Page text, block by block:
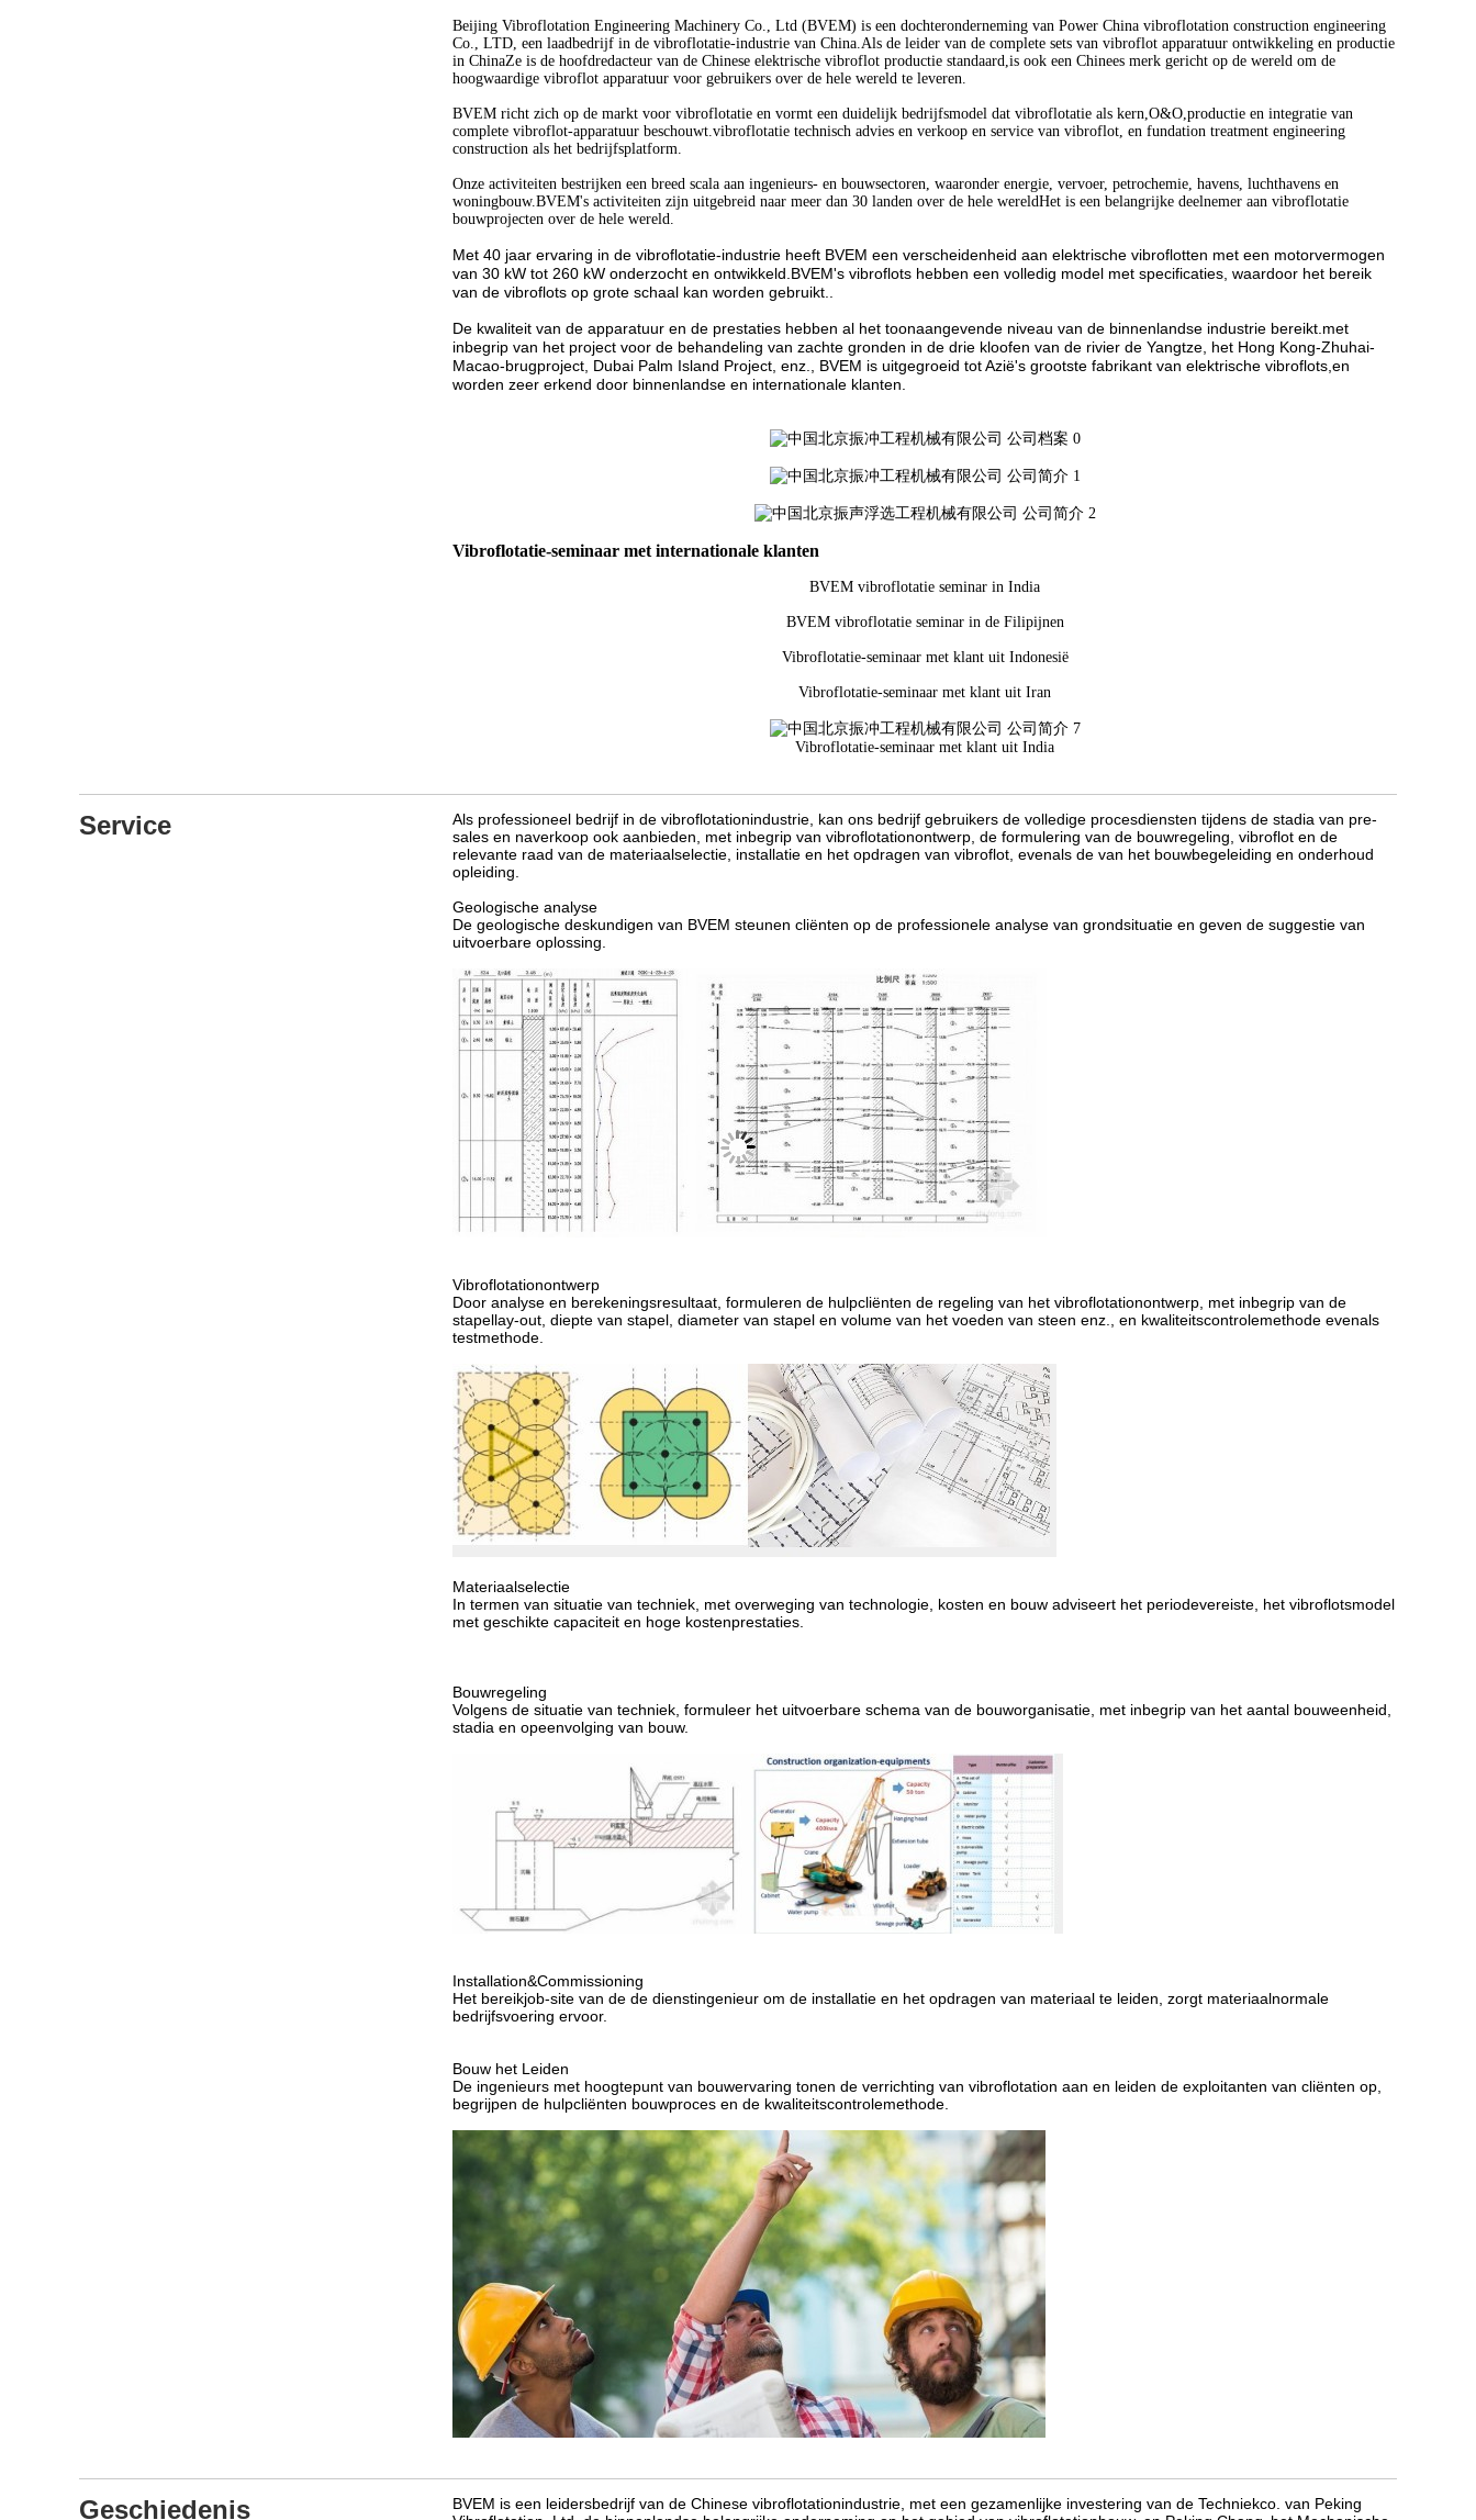
Beijing Vibroflotation Engineering Machinery Co., Ltd (BVEM) is een dochteronderneming van Power China vibroflotation construction engineering
Co., LTD, een laadbedrijf in de vibroflotatie-industrie van China.Als de leider van de complete sets van vibroflot apparatuur ontwikkeling en productie
in ChinaZe is de hoofdredacteur van de Chinese elektrische vibroflot productie standaard,is ook een Chinees merk gericht op de wereld om de
hoogwaardige vibroflot apparatuur voor gebruikers over de hele wereld te leveren.
BVEM richt zich op de markt voor vibroflotatie en vormt een duidelijk bedrijfsmodel dat vibroflotatie als kern,O&O,productie en integratie van
complete vibroflot-apparatuur beschouwt.vibroflotatie technisch advies en verkoop en service van vibroflot, en fundation treatment engineering
construction als het bedrijfsplatform.
Onze activiteiten bestrijken een breed scala aan ingenieurs- en bouwsectoren, waaronder energie, vervoer, petrochemie, havens, luchthavens en
woningbouw.BVEM's activiteiten zijn uitgebreid naar meer dan 30 landen over de hele wereldHet is een belangrijke deelnemer aan vibroflotatie
bouwprojecten over de hele wereld.
Met 40 jaar ervaring in de vibroflotatie-industrie heeft BVEM een verscheidenheid aan elektrische vibroflotten met een motorvermogen
van 30 kW tot 260 kW onderzocht en ontwikkeld.BVEM's vibroflots hebben een volledig model met specificaties, waardoor het bereik
van de vibroflots op grote schaal kan worden gebruikt..
De kwaliteit van de apparatuur en de prestaties hebben al het toonaangevende niveau van de binnenlandse industrie bereikt.met
inbegrip van het project voor de behandeling van zachte gronden in de drie kloofen van de rivier de Yangtze, het Hong Kong-Zhuhai-
Macao-brugproject, Dubai Palm Island Project, enz., BVEM is uitgegroeid tot Azië's grootste fabrikant van elektrische vibroflots,en
worden zeer erkend door binnenlandse en internationale klanten.
Vibroflotatie-seminaar met internationale klanten
BVEM vibroflotatie seminar in India
BVEM vibroflotatie seminar in de Filipijnen
Vibroflotatie-seminaar met klant uit Indonesië
Vibroflotatie-seminaar met klant uit Iran
Vibroflotatie-seminaar met klant uit India
Service
Als professioneel bedrijf in de vibroflotationindustrie, kan ons bedrijf gebruikers de volledige procesdiensten tijdens de stadia van pre-
sales en naverkoop ook aanbieden, met inbegrip van vibroflotationontwerp, de formulering van de bouwregeling, vibroflot en de
relevante raad van de materiaalselectie, installatie en het opdragen van vibroflot, evenals de van het bouwbegeleiding en onderhoud
opleiding.
Geologische analyse
De geologische deskundigen van BVEM steunen cliënten op de professionele analyse van grondsituatie en geven de suggestie van
uitvoerbare oplossing
Vibroflotationontwerp
Door analyse en berekeningsresultaat, formuleren de hulpcliënten de regeling van het vibroflotationontwerp, met inbegrip van de
stapellay-out, diepte van stapel, diameter van stapel en volume van het voeden van steen enz., en kwaliteitscontrolemethode evenals
testmethode.
Materiaalselectie
In termen van situatie van techniek, met overweging van technologie, kosten en bouw adviseert het periodevereiste, het vibroflotsmodel
met geschikte capaciteit en hoge kostenprestaties.
Bouwregeling
Volgens de situatie van techniek, formuleer het uitvoerbare schema van de bouworganisatie, met inbegrip van het aantal bouweenheid,
stadia en opeenvolging van bouw.
Installation&Commissioning
Het bereikjob-site van de de dienstingenieur om de installatie en het opdragen van materiaal te leiden, zorgt materiaalnormale
bedrijfsvoering ervoor.
Bouw het Leiden
De ingenieurs met hoogtepunt van bouwervaring tonen de verrichting van vibroflotation aan en leiden de exploitanten van cliënten op,
begrijpen de hulpcliënten bouwproces en de kwaliteitscontrolemethode.
Geschiedenis
BVEM is een leidersbedrijf van de Chinese vibroflotationindustrie, met een gezamenlijke investering van de Techniekco. van Peking